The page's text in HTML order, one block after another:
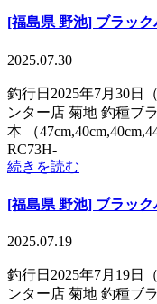
[福島県 野池] ブラック
2025.07.30
釣行日2025年7月30日
ンター店 菊地 釣種ブ
本 （
RC73H-
続きを読む
[福島県 野池] ブラック
2025.07.19
釣行日2025年7月19日
ンター店 菊地 釣種ブ